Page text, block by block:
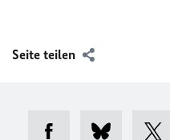
Seite teilen